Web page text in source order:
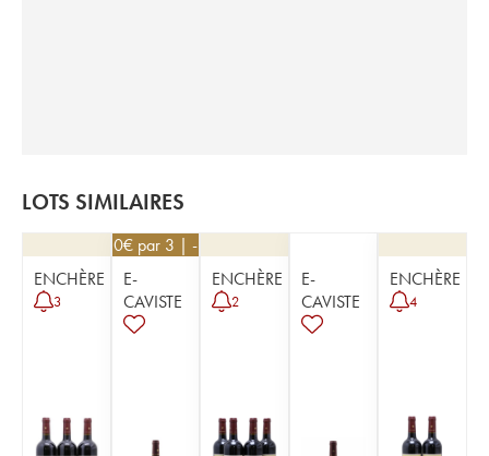
LOTS SIMILAIRES
ENCHÈRE
3
26,10€ par 3 | -10%
E-
CAVISTE
ENCHÈRE
2
E-
CAVISTE
ENCHÈRE
4